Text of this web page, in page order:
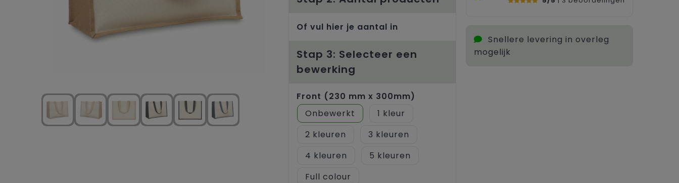
Of vul hier je aantal in
Stap 3: Selecteer een
bewerking
Front (230 mm x 300mm)
Onbewerkt
1
2
3
4
5
Full colour
Snellere levering in overleg
mogelijk